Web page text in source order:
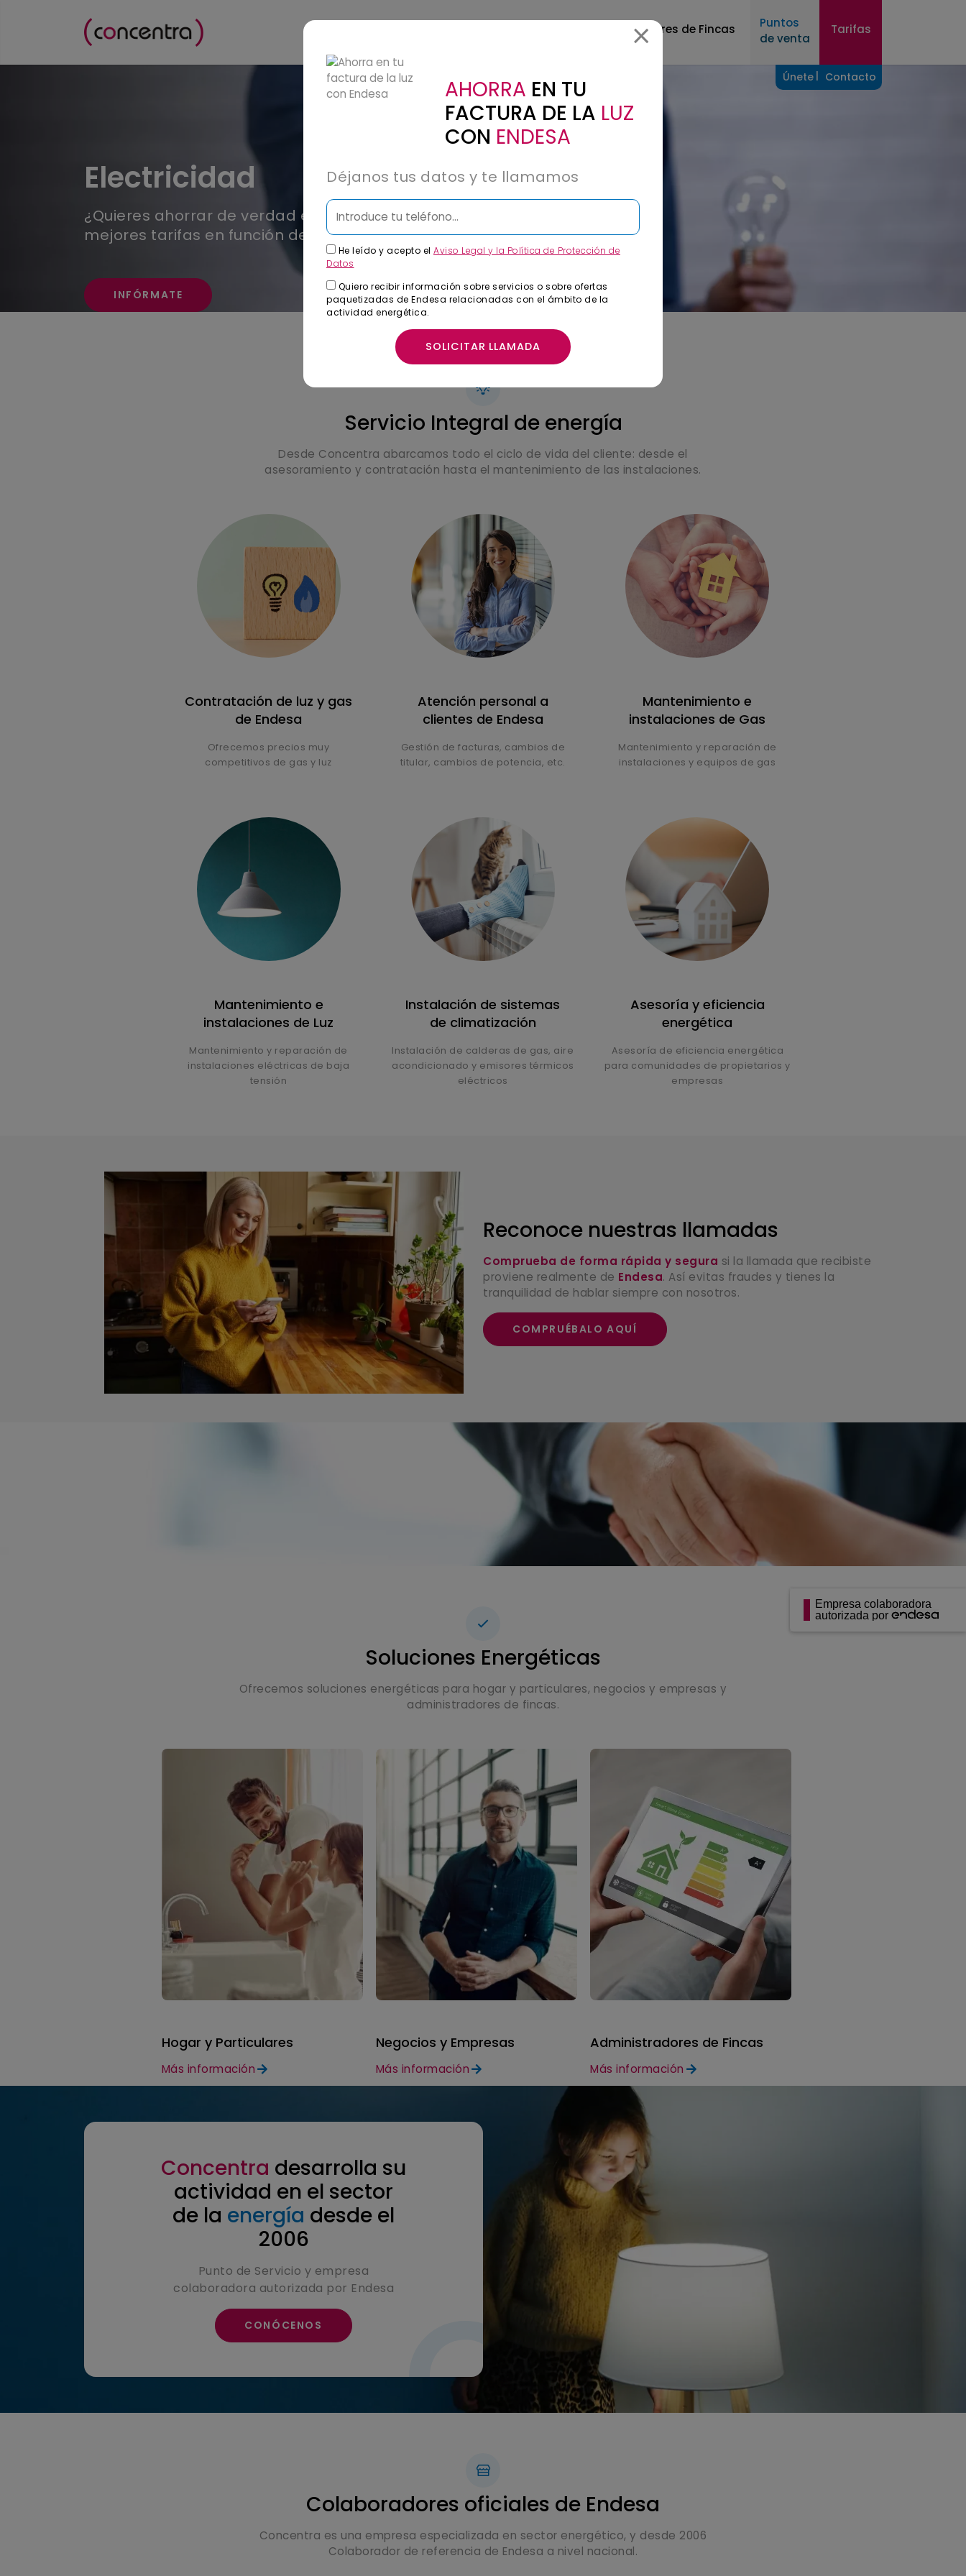
Skip to content
Administradores de Fincas
Puntos
de venta
Tarifas
Únete Contacto
Electricidad
¿Quieres ahorrar de verdad en tu factura eléctrica? Te ofrecemos las
mejores tarifas en función de tu perfil.
INFÓRMATE
Servicio Integral de energía
Desde Concentra abarcamos todo el ciclo de vida del cliente: desde el
asesoramiento y contratación hasta el mantenimiento de las instalaciones.
Contratación de luz y gas
de Endesa
Ofrecemos precios muy
competitivos de gas y luz
Atención personal a
clientes de Endesa
Gestión de facturas, cambios de
titular, cambios de potencia, etc.
Mantenimiento e
instalaciones de Gas
Mantenimiento y reparación de
instalaciones y equipos de gas
Mantenimiento e
instalaciones de Luz
Mantenimiento y reparación de
instalaciones eléctricas de baja
tensión
Instalación de sistemas
de climatización
Instalación de calderas de gas, aire
acondicionado y emisores térmicos
eléctricos
Asesoría y eficiencia
energética
Asesoría de eficiencia energética
para comunidades de propietarios y
empresas
Reconoce nuestras llamadas
Comprueba de forma rápida y segura si la llamada que recibiste
proviene realmente de Endesa. Así evitas fraudes y tienes la
tranquilidad de hablar siempre con nosotros.
COMPRUÉBALO AQUÍ
Soluciones Energéticas
Ofrecemos soluciones energéticas para hogar y particulares, negocios y empresas y
administradores de fincas.
Hogar y Particulares
Más información
Negocios y Empresas
Más información
Administradores de Fincas
Más información
Concentra desarrolla su
actividad en el sector
de la energía desde el
2006
Punto de Servicio y empresa
colaboradora autorizada por Endesa
CONÓCENOS
Colaboradores oficiales de Endesa
Concentra es una empresa especializada en sector energético, y desde 2006
Colaborador de referencia de Endesa a nivel nacional.
Empresa colaboradora
autorizada por
×
AHORRA EN TU
FACTURA DE LA LUZ
CON ENDESA
Déjanos tus datos y te llamamos
He leído y acepto el Aviso Legal y la Política de Protección de
Datos
Quiero recibir información sobre servicios o sobre ofertas
paquetizadas de Endesa relacionadas con el ámbito de la
actividad energética.